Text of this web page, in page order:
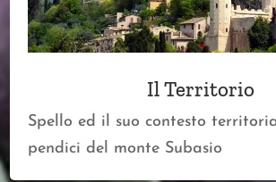
Il Territorio
Spello ed il suo contesto
pendici del monte Subasio